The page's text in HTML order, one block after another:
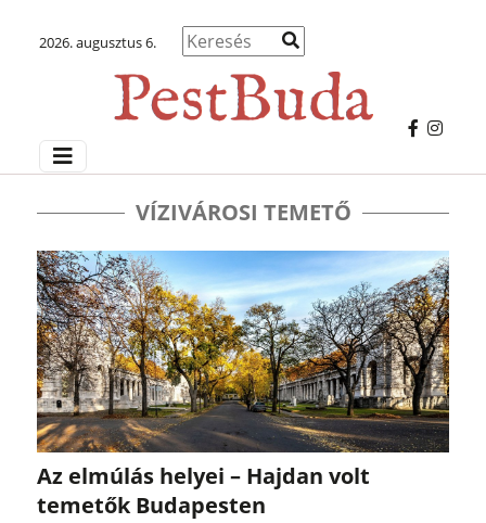
2026. augusztus 6.
VÍZIVÁROSI TEMETŐ
Az elmúlás helyei – Hajdan volt
temetők Budapesten